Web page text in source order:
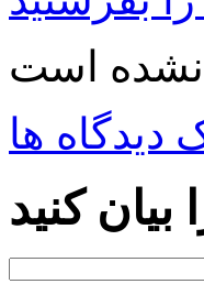
دیدگاه ها